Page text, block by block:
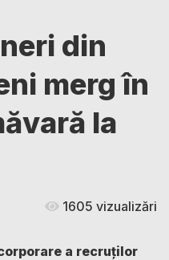
din
merg în
la
1605 vizualizări
a recruților